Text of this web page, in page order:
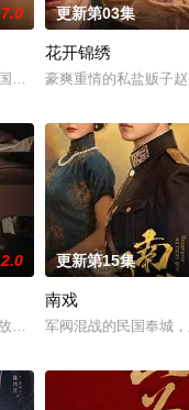
复杂局势中坚守初心、勇
7.0
少夫人苏沐晚，醒来，却
更新第03集
花开锦绣
豪爽重情的私盐贩子
时因一场意外落下身体残
2.0
事——用一场精心策划的“夏
更新第15集
南戏
军阀混战的民国奉城